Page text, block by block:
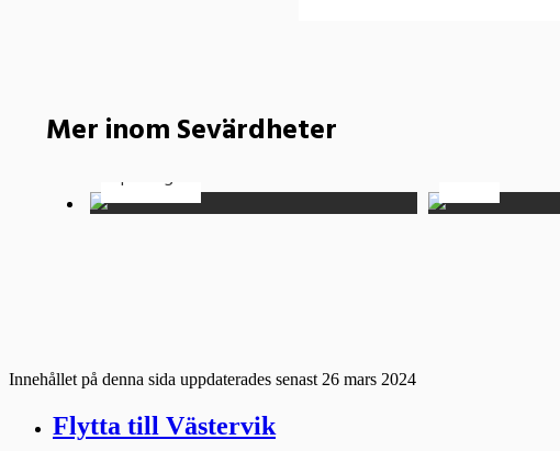
Mer inom Sevärdheter
Spötorget
Innehållet på denna sida uppdaterades senast 26 mars 2024
Flytta till Västervik